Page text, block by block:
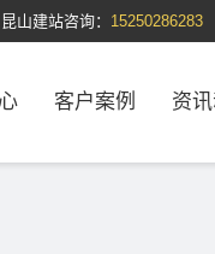
昆山建站咨询： 15250286283
客户案例 资